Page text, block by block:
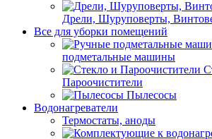
Дрели, Шуруповерты,
Все для уборки помещений
подметальные машины
Пароочистители
Пылесосы
Водонагреватели
Термостаты, аноды